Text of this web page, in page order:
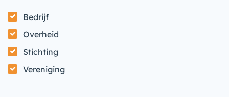
Bedrijf
Overheid
Stichting
Vereniging